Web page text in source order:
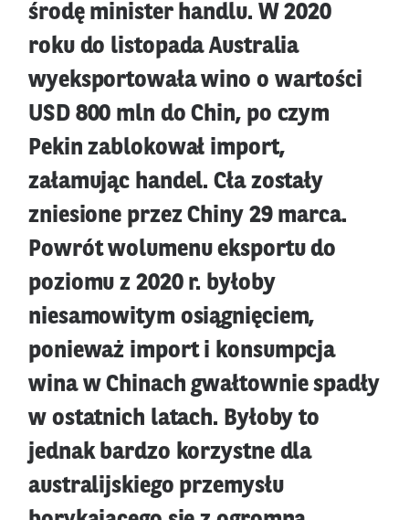
środę minister handlu. W 2020
roku do listopada Australia
wyeksportowała wino o wartości
USD 800 mln do Chin, po czym
Pekin zablokował import,
załamując handel. Cła zostały
zniesione przez Chiny 29 marca.
Powrót wolumenu eksportu do
poziomu z 2020 r. byłoby
niesamowitym osiągnięciem,
ponieważ import i konsumpcja
wina w Chinach gwałtownie spadły
w ostatnich latach. Byłoby to
jednak bardzo korzystne dla
australijskiego przemysłu